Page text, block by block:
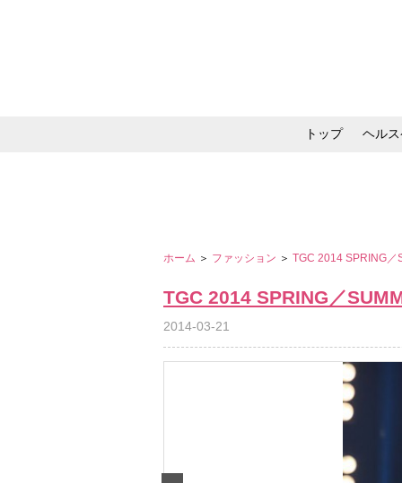
トップ ヘル
ホーム ＞ ファッション ＞ TGC 2014 SPRING
TGC 2014 SPRING／
2014-03-21